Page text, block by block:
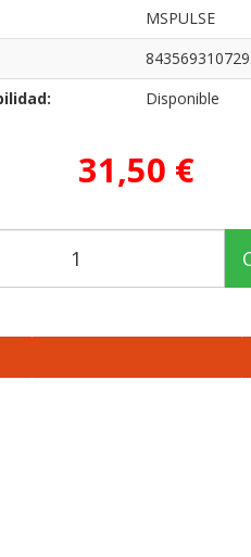
MSPULSE
Disponible
31,50 €